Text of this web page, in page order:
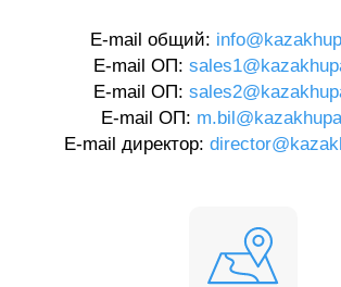
E-mail общий:
E-mail ОП:
E-mail ОП:
E-mail ОП:
E-mail директор: